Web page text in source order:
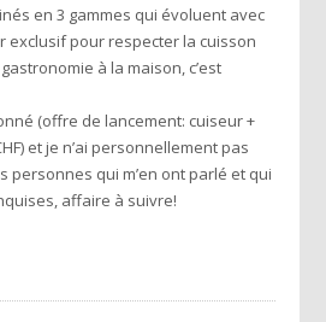
en 3 gammes qui évoluent avec
exclusif pour respecter la cuisson
à la maison, c’est
(offre de lancement: cuiseur +
et je n’ai personnellement pas
personnes qui m’en ont parlé et qui
affaire à suivre!